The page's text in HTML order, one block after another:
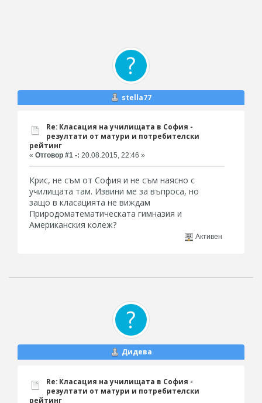
stella77
Re: Класация на училищата в София -
резултати от матури и потребителски
рейтинг
« Отговор #1 -: 20.08.2015, 22:46 »
Крис, не съм от София и не съм наясно с
училищата там. Извини ме за въпроса, но
защо в класацията не виждам
Природоматематическата гимназия и
Американския колеж?
Активен
Дидева
Re: Класация на училищата в София -
резултати от матури и потребителски
рейтинг